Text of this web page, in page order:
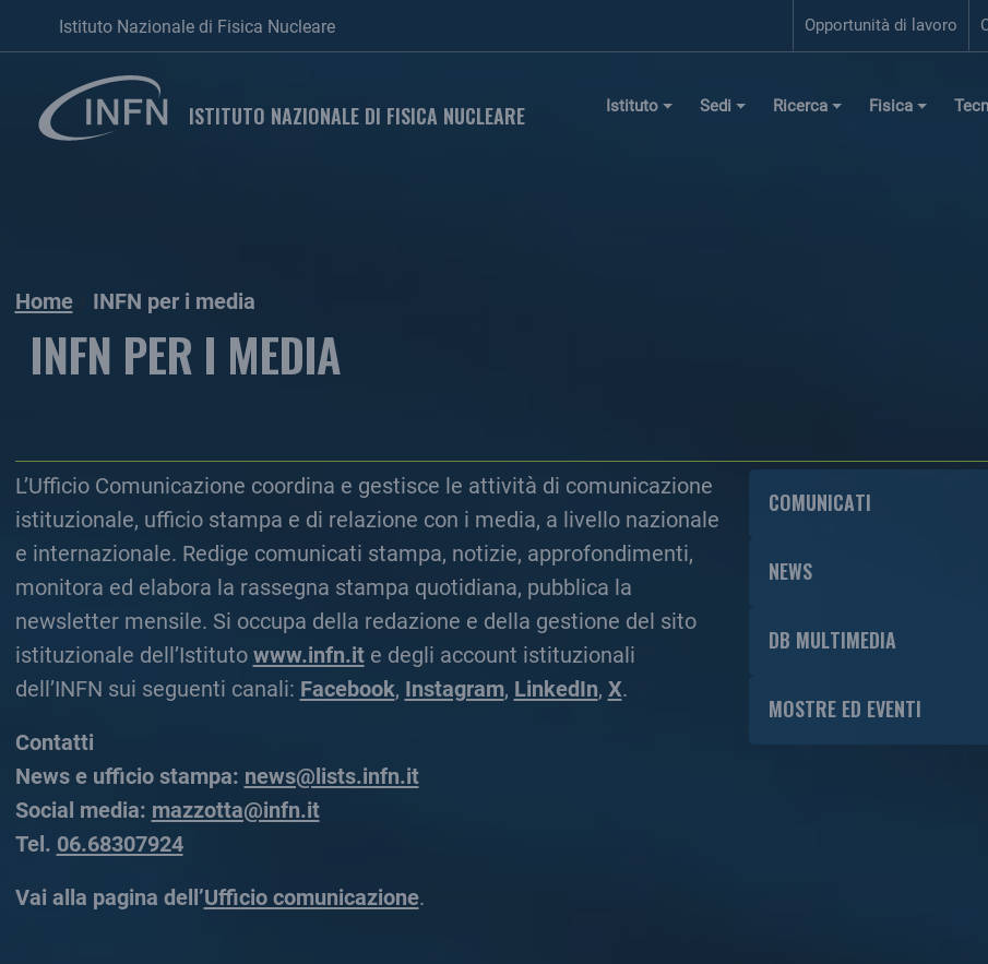
Istituto Nazionale di Fisica Nucleare Opportunità di lavoro
ISTITUTO NAZIONALE DI FISICA NUCLEARE Istituto Sedi Ricerca Fisica
Home INFN per i media
INFN PER I MEDIA
L’Ufficio Comunicazione coordina e gestisce le attività di comunicazione
istituzionale, ufficio stampa e di relazione con i media, a livello nazionale
e internazionale. Redige comunicati stampa, notizie, approfondimenti,
monitora ed elabora la rassegna stampa quotidiana, pubblica la
newsletter mensile. Si occupa della redazione e della gestione del sito
istituzionale dell’Istituto www.infn.ite degli account istituzionali
dell’INFN sui seguenti canali: Facebook, Instagram, LinkedIn, X.
Contatti
News e ufficio stampa: news@lists.infn.it
Social media: mazzotta@infn.it
Tel. 06.68307924
Vai alla pagina dell’Ufficio comunicazione.
COMUNICATI
NEWS
DB MULTIMEDIA
MOSTRE ED EVENTI